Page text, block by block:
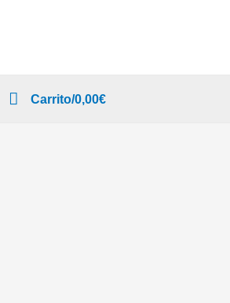
Carrito/0,00€